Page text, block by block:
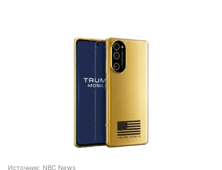
Источник: NBC News